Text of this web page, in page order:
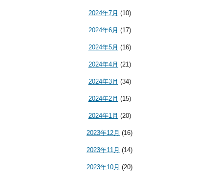
2024年7月 (10)
2024年6月 (17)
2024年5月 (16)
2024年4月 (21)
2024年3月 (34)
2024年2月 (15)
2024年1月 (20)
2023年12月 (16)
2023年11月 (14)
2023年10月 (20)